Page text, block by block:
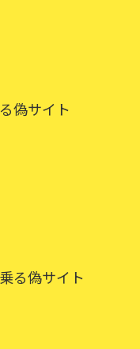
偽サイト
る偽サイト